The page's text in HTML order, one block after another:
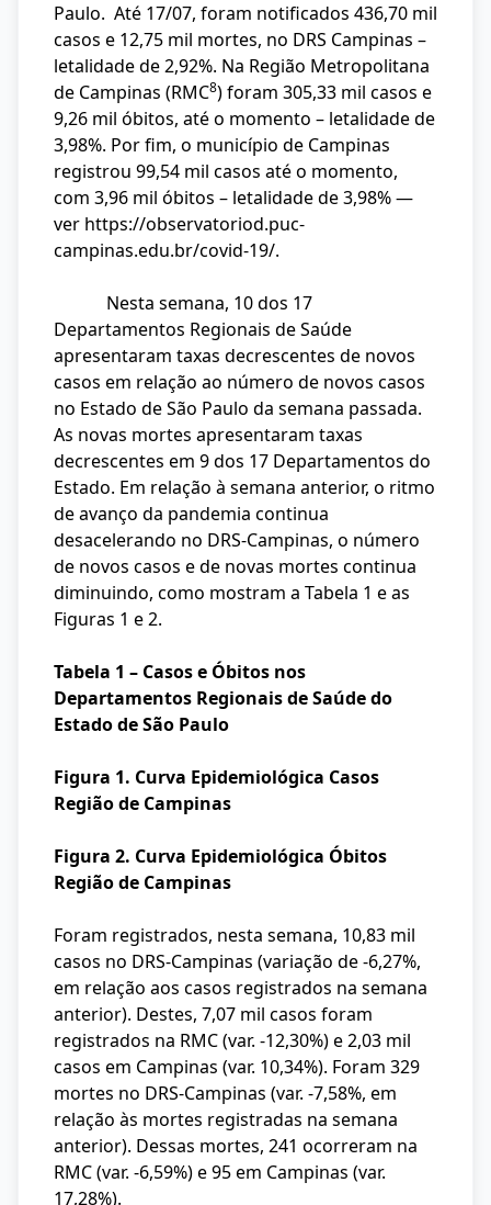
Paulo. Até 17/07, foram notificados 436,70 mil
casos e 12,75 mil mortes, no DRS Campinas –
letalidade de 2,92%. Na Região Metropolitana
de Campinas (RMC8) foram 305,33 mil casos e
9,26 mil óbitos, até o momento – letalidade de
3,98%. Por fim, o município de Campinas
registrou 99,54 mil casos até o momento,
com 3,96 mil óbitos – letalidade de 3,98% —
ver https://observatoriod.puc-
campinas.edu.br/covid-19/.
Nesta semana, 10 dos 17
Departamentos Regionais de Saúde
apresentaram taxas decrescentes de novos
casos em relação ao número de novos casos
no Estado de São Paulo da semana passada.
As novas mortes apresentaram taxas
decrescentes em 9 dos 17 Departamentos do
Estado. Em relação à semana anterior, o ritmo
de avanço da pandemia continua
desacelerando no DRS-Campinas, o número
de novos casos e de novas mortes continua
diminuindo, como mostram a Tabela 1 e as
Figuras 1 e 2.
Tabela 1 – Casos e Óbitos nos
Departamentos Regionais de Saúde do
Estado de São Paulo
Figura 1. Curva Epidemiológica Casos
Região de Campinas
Figura 2. Curva Epidemiológica Óbitos
Região de Campinas
Foram registrados, nesta semana, 10,83 mil
casos no DRS-Campinas (variação de -6,27%,
em relação aos casos registrados na semana
anterior). Destes, 7,07 mil casos foram
registrados na RMC (var. -12,30%) e 2,03 mil
casos em Campinas (var. 10,34%). Foram 329
mortes no DRS-Campinas (var. -7,58%, em
relação às mortes registradas na semana
anterior). Dessas mortes, 241 ocorreram na
RMC (var. -6,59%) e 95 em Campinas (var.
17,28%).